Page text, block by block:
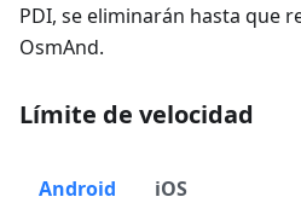
PDI, se eliminarán hasta que
OsmAnd.
Límite de velocidad
Android iOS